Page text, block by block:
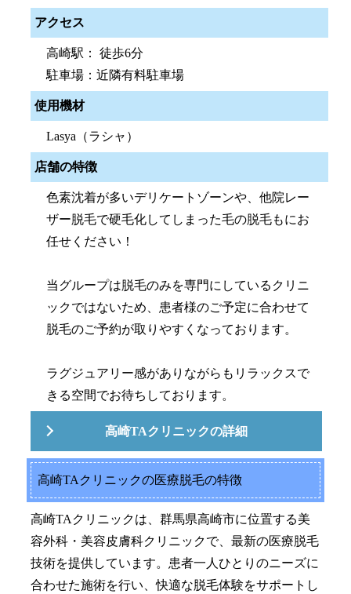
アクセス
高崎駅： 徒歩6分
駐車場：近隣有料駐車場
使用機材
Lasya（ラシャ）
店舗の特徴
色素沈着が多いデリケートゾーンや、他院レー
ザー脱毛で硬毛化してしまった毛の脱毛もにお
任せください！
当グループは脱毛のみを専門にしているクリニ
ックではないため、患者様のご予定に合わせて
脱毛のご予約が取りやすくなっております。
ラグジュアリー感がありながらもリラックスで
きる空間でお待ちしております。
高崎TAクリニックの詳細
高崎TAクリニックの医療脱毛の特徴
高崎TAクリニックは、群馬県高崎市に位置する美
容外科・美容皮膚科クリニックで、最新の医療脱毛
技術を提供しています。患者一人ひとりのニーズに
合わせた施術を行い、快適な脱毛体験をサポートし